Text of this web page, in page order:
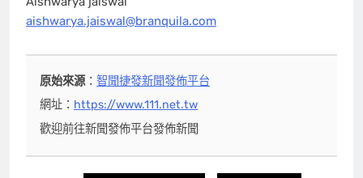
aishwarya.jaiswal@branquila.com
原始來源：智聞捷發新聞發佈平台
網址： https://www.111.net.tw
歡迎前往新聞發佈平台發佈新聞